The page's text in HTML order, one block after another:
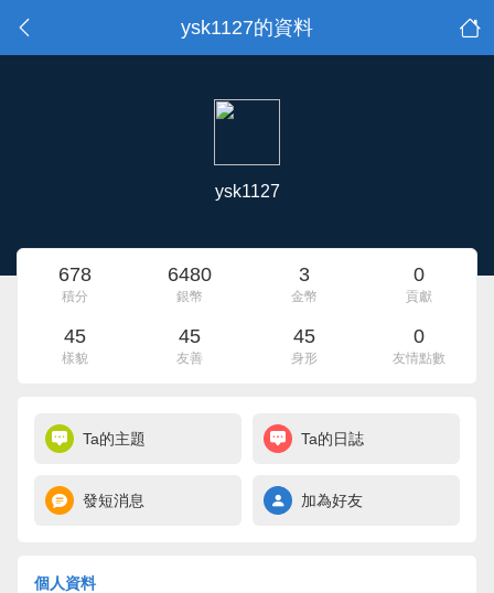
ysk1127的資料
ysk1127
678
積分
6480
銀幣
3
金幣
0
貢獻
45
樣貌
45
友善
45
身形
0
友情點數
Ta的主題 Ta的日誌
發短消息 加為好友
個人資料